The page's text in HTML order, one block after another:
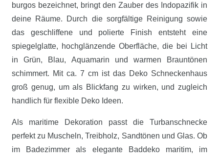
burgos bezeichnet, bringt den Zauber des Indopazifik in
deine Räume. Durch die sorgfältige Reinigung sowie
das geschliffene und polierte Finish entsteht eine
spiegelglatte, hochglänzende Oberfläche, die bei Licht
in Grün, Blau, Aquamarin und warmen Brauntönen
schimmert. Mit ca. 7 cm ist das Deko Schneckenhaus
groß genug, um als Blickfang zu wirken, und zugleich
handlich für flexible Deko Ideen.
Als maritime Dekoration passt die Turbanschnecke
perfekt zu Muscheln, Treibholz, Sandtönen und Glas. Ob
im Badezimmer als elegante Baddeko maritim, im